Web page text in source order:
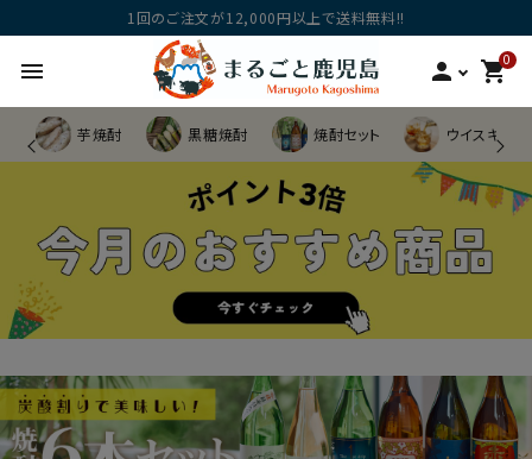
1回のご注文が12,000円以上で送料無料!!
menu person 0
shopping_cart
芋焼酎 黒糖焼酎 焼酎セット ウイスキー他